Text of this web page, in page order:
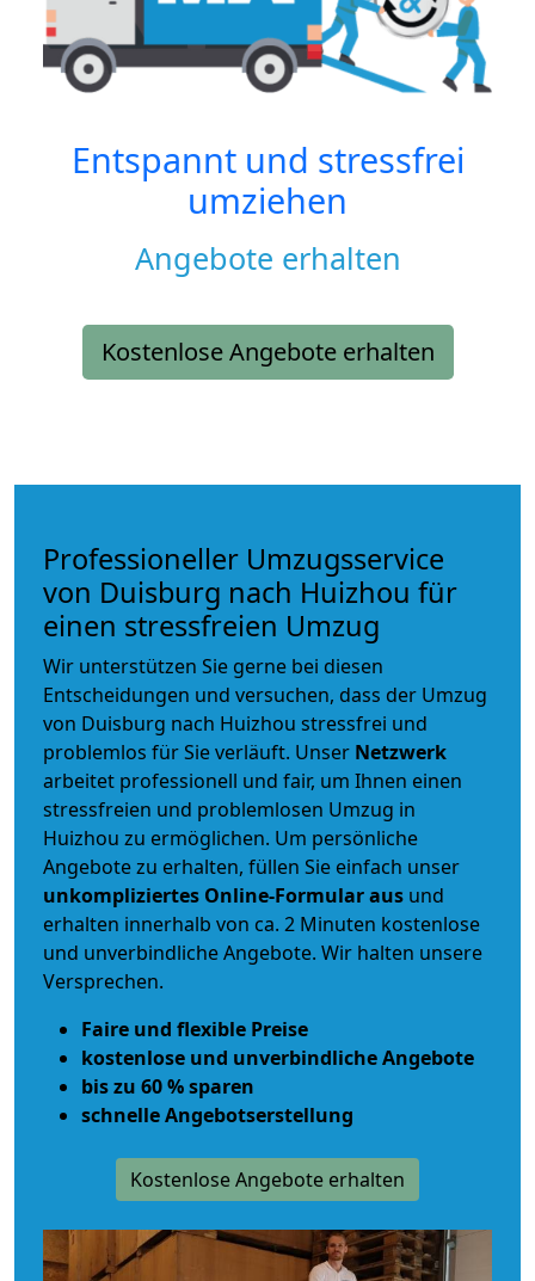
Entspannt und stressfrei
umziehen
Angebote erhalten
Kostenlose Angebote erhalten
Professioneller Umzugsservice
von Duisburg nach Huizhou für
einen stressfreien Umzug
Wir unterstützen Sie gerne bei diesen
Entscheidungen und versuchen, dass der Umzug
von Duisburg nach Huizhou stressfrei und
problemlos für Sie verläuft. Unser Netzwerk
arbeitet professionell und fair, um Ihnen einen
stressfreien und problemlosen Umzug in
Huizhou zu ermöglichen. Um persönliche
Angebote zu erhalten, füllen Sie einfach unser
unkompliziertes Online-Formular aus und
erhalten innerhalb von ca. 2 Minuten kostenlose
und unverbindliche Angebote. Wir halten unsere
Versprechen.
Faire und flexible Preise
kostenlose und unverbindliche Angebote
bis zu 60 % sparen
schnelle Angebotserstellung
Kostenlose Angebote erhalten